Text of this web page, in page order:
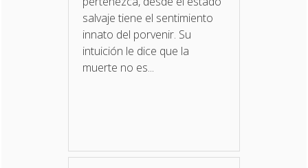
salvaje tiene el sentimiento
innato del porvenir. Su
intuición le dice que la
muerte no es...